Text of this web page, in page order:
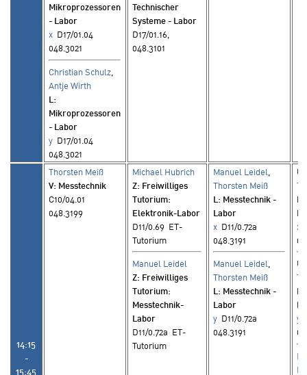
Mikroprozessoren
- Labor
x D17/01.04
048.3021
Christian Schulz
Antje Wirth
L :
Mikroprozessoren
- Labor
y D17/01.04
048.3021
Technischer
Systeme - Labor
D17/01.16,
048.3101
14:15
-
15:45
Thorsten Meiß
V: Messtechnik
C10/04.01
048.3199
Michael Hubrich
Z: Freiwilliges
Tutorium:
Elektronik-Labor
D11/0.69 ET-
Tutorium
Manuel Leidel
Z: Freiwilliges
Tutorium:
Messtechnik-
Labor
D11/0.72a ET-
Tutorium
Manuel Leidel
Thorsten Meiß
L : Messtechnik -
Labor
x D11/0.72a
048.3191
Manuel Leidel,
Thorsten Meiß
L: Messtechnik -
Labor
y D11/0.72a
048.3191
L
x
L
y